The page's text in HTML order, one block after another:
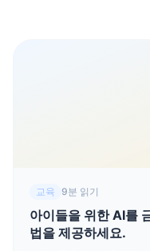
교육 9분 읽기
아이들을 위한 AI를
법을 제공하세요.